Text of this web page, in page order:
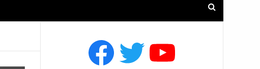
Facebook
TwitterYouTube